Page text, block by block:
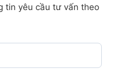
tin yêu cầu tư vấn theo